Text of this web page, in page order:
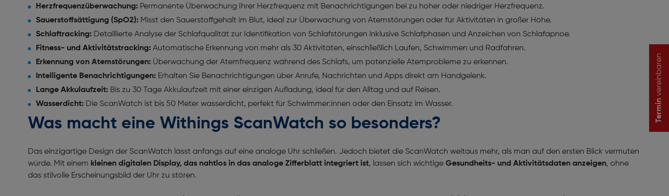
Herzfrequenzüberwachung: Permanente Überwachung Ihrer Herzfrequenz mit Benachrichtigungen bei zu hoher oder niedriger Herzfrequenz.
Sauerstoffsättigung (SpO2): Misst den Sauerstoffgehalt im Blut, ideal zur Überwachung von Atemstörungen oder für Aktivitäten in großer Höhe.
Schlaftracking: Detaillierte Analyse der Schlafqualität zur Identifikation von Schlafstörungen inklusive Schlafphasen und Anzeichen von Schlafapnoe.
Fitness- und Aktivitätstracking: Automatische Erkennung von mehr als 30 Aktivitäten, einschließlich Laufen, Schwimmen und Radfahren.
Erkennung von Atemstörungen: Überwachung der Atemfrequenz während des Schlafs, um potenzielle Atemprobleme zu erkennen.
Intelligente Benachrichtigungen: Erhalten Sie Benachrichtigungen über Anrufe, Nachrichten und Apps direkt am Handgelenk.
Lange Akkulaufzeit: Bis zu 30 Tage Akkulaufzeit mit einer einzigen Aufladung, ideal für den Alltag und auf Reisen.
Wasserdicht: Die ScanWatch ist bis 50 Meter wasserdicht, perfekt für Schwimmer:innen oder den Einsatz im Wasser.
Was macht eine Withings ScanWatch so besonders?
Das einzigartige Design der ScanWatch lässt anfangs auf eine analoge Uhr schließen. Jedoch bietet die ScanWatch weitaus mehr, als man auf den ersten Blick vermuten
würde. Mit einem kleinen digitalen Display, das nahtlos in das analoge Zifferblatt integriert ist, lassen sich wichtige Gesundheits- und Aktivitätsdaten anzeigen, ohne
das stilvolle Erscheinungsbild der Uhr zu stören.
Termin
vereinbaren